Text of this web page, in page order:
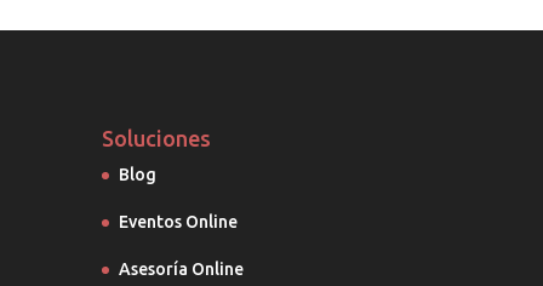
Soluciones
Blog
Eventos Online
Asesoría Online